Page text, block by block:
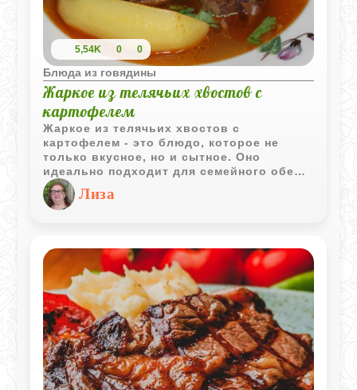
5,54K 0 0
Блюда из говядины
Жаркое из телячьих хвостов с
картофелем
Жаркое из телячьих хвостов с
картофелем - это блюдо, которое не
только вкусное, но и сытное. Оно
идеально подходит для семейного обеда
или ужина.
Лиза